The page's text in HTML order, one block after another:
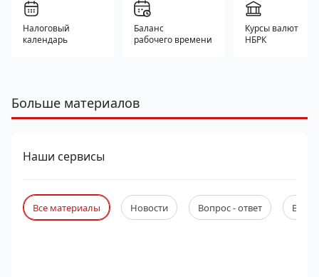
Налоговый
календарь
Баланс
рабочего времени
Курсы валют
НБРК
Больше материалов
Наши сервисы
Все материалы Новости Вопрос - ответ